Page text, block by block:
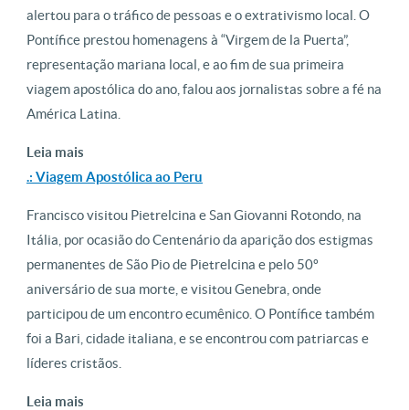
alertou para o tráfico de pessoas e o extrativismo local. O
Pontífice prestou homenagens à “Virgem de la Puerta”,
representação mariana local, e ao fim de sua primeira
viagem apostólica do ano, falou aos jornalistas sobre a fé na
América Latina.
Leia mais
.: Viagem Apostólica ao Peru
Francisco visitou Pietrelcina e San Giovanni Rotondo, na
Itália, por ocasião do Centenário da aparição dos estigmas
permanentes de São Pio de Pietrelcina e pelo 50º
aniversário de sua morte, e visitou Genebra, onde
participou de um encontro ecumênico. O Pontífice também
foi a Bari, cidade italiana, e se encontrou com patriarcas e
líderes cristãos.
Leia mais